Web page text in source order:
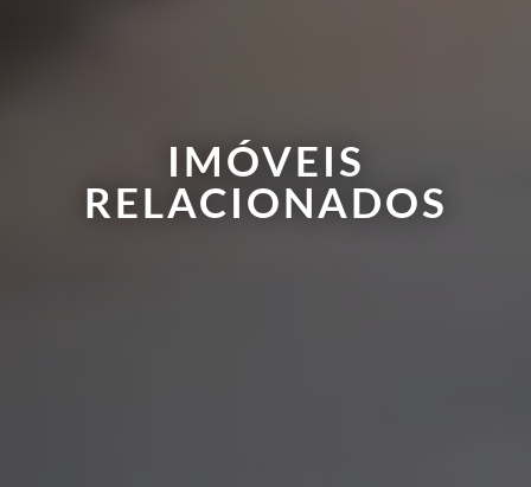
IMÓVEIS
RELACIONADOS